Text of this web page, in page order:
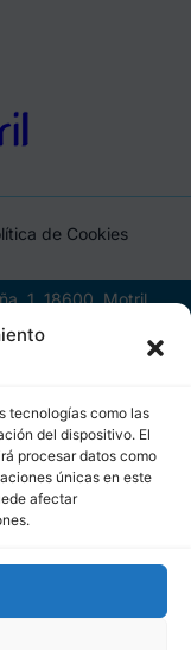
tecnologías como las
del dispositivo. El
procesar datos como
únicas en este
afectar
de Cookies
1, 18600, Motril,
L01181400